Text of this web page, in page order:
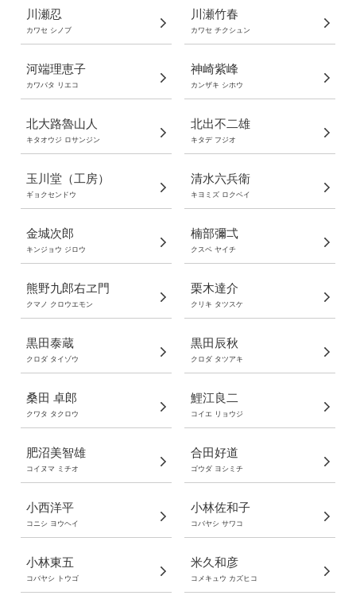
川瀬忍
カワセ シノブ
川瀬竹春
カワセ チクシュン
河端理恵子
カワバタ リエコ
神崎紫峰
カンザキ シホウ
北大路魯山人
キタオウジ ロサンジン
北出不二雄
キタデ フジオ
玉川堂（工房）
ギョクセンドウ
清水六兵衛
キヨミズ ロクベイ
金城次郎
キンジョウ ジロウ
楠部彌弌
クスベ ヤイチ
熊野九郎右ヱ門
クマノ クロウエモン
栗木達介
クリキ タツスケ
黒田泰蔵
クロダ タイゾウ
黒田辰秋
クロダ タツアキ
桑田 卓郎
クワタ タクロウ
鯉江良二
コイエ リョウジ
肥沼美智雄
コイヌマ ミチオ
合田好道
ゴウダ ヨシミチ
小西洋平
コニシ ヨウヘイ
小林佐和子
コバヤシ サワコ
小林東五
コバヤシ トウゴ
米久和彦
コメキュウ カズヒコ